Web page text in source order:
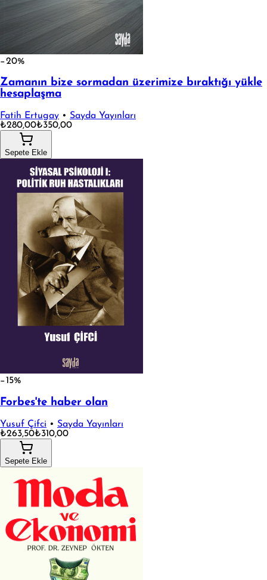
−20%
Zamanın bize sormadan üzerimize bıraktığı yükle
hesaplaşma
Fatih Ertugay • Sayda Yayınları
₺280,00₺350,00
Sepete Ekle
−15%
Forbes'te haber olan
Yusuf Çifci • Sayda Yayınları
₺263,50₺310,00
Sepete Ekle